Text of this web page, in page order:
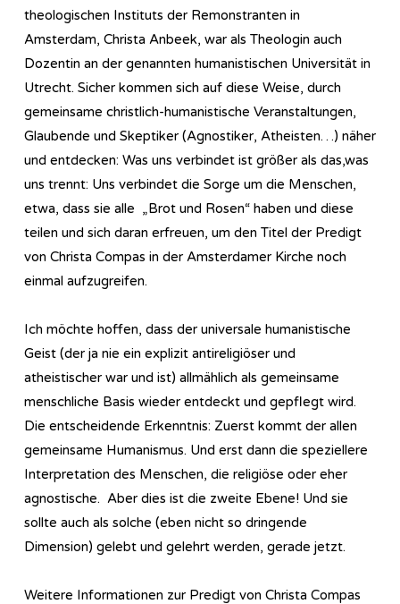
theologischen Instituts der Remonstranten in
Amsterdam, Christa Anbeek, war als Theologin auch
Dozentin an der genannten humanistischen Universität in
Utrecht. Sicher kommen sich auf diese Weise, durch
gemeinsame christlich-humanistische Veranstaltungen,
Glaubende und Skeptiker (Agnostiker, Atheisten…) näher
und entdecken: Was uns verbindet ist größer als das,was
uns trennt: Uns verbindet die Sorge um die Menschen,
etwa, dass sie alle „Brot und Rosen“ haben und diese
teilen und sich daran erfreuen, um den Titel der Predigt
von Christa Compas in der Amsterdamer Kirche noch
einmal aufzugreifen.
Ich möchte hoffen, dass der universale humanistische
Geist (der ja nie ein explizit antireligiöser und
atheistischer war und ist) allmählich als gemeinsame
menschliche Basis wieder entdeckt und gepflegt wird.
Die entscheidende Erkenntnis: Zuerst kommt der allen
gemeinsame Humanismus. Und erst dann die speziellere
Interpretation des Menschen, die religiöse oder eher
agnostische. Aber dies ist die zweite Ebene! Und sie
sollte auch als solche (eben nicht so dringende
Dimension) gelebt und gelehrt werden, gerade jetzt.
Weitere Informationen zur Predigt von Christa Compas